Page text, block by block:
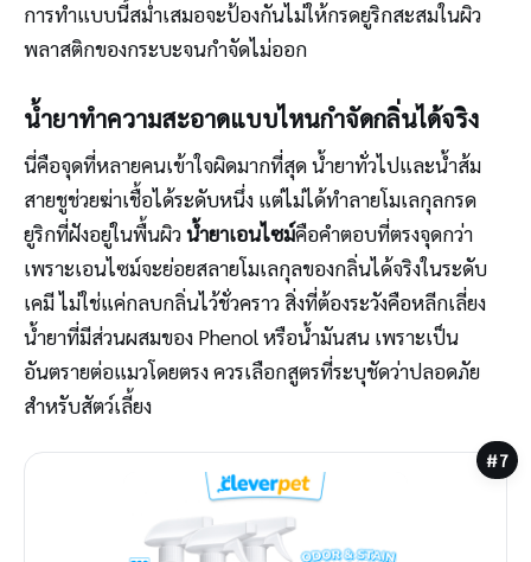
การทำแบบนี้สม่ำเสมอจะป้องกันไม่ให้กรดยูริกสะสมในผิว
พลาสติกของกระบะจนกำจัดไม่ออก
น้ำยาทำความสะอาดแบบไหนกำจัดกลิ่นได้จริง
นี่คือจุดที่หลายคนเข้าใจผิดมากที่สุด น้ำยาทั่วไปและน้ำส้ม
สายชูช่วยฆ่าเชื้อได้ระดับหนึ่ง แต่ไม่ได้ทำลายโมเลกุลกรด
ยูริกที่ฝังอยู่ในพื้นผิวน้ำยาเอนไซม์คือคำตอบที่ตรงจุดกว่า
เพราะเอนไซม์จะย่อยสลายโมเลกุลของกลิ่นได้จริงในระดับ
เคมี ไม่ใช่แค่กลบกลิ่นไว้ชั่วคราว สิ่งที่ต้องระวังคือหลีกเลี่ยง
น้ำยาที่มีส่วนผสมของ Phenol หรือน้ำมันสน เพราะเป็น
อันตรายต่อแมวโดยตรง ควรเลือกสูตรที่ระบุชัดว่าปลอดภัย
สำหรับสัตว์เลี้ยง
#7